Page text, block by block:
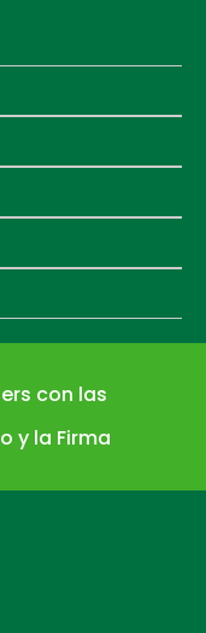
con las
y la Firma